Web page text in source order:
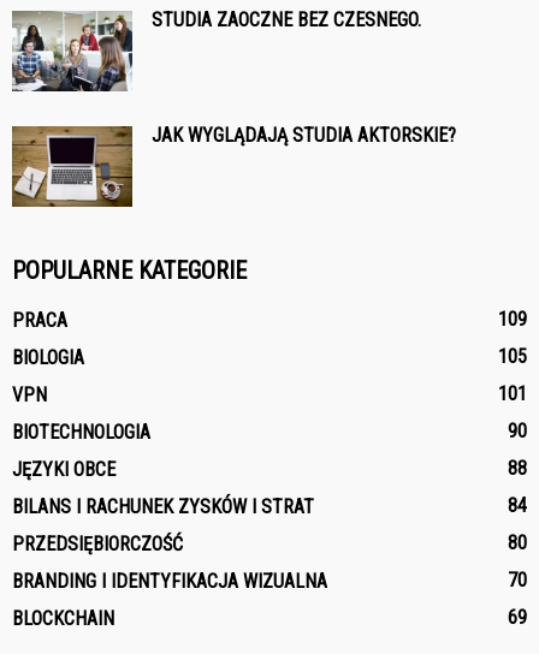
STUDIA ZAOCZNE BEZ CZESNEGO.
JAK WYGLĄDAJĄ STUDIA AKTORSKIE?
POPULARNE KATEGORIE
PRACA
109
BIOLOGIA
105
VPN
101
BIOTECHNOLOGIA
90
JĘZYKI OBCE
88
BILANS I RACHUNEK ZYSKÓW I STRAT
84
PRZEDSIĘBIORCZOŚĆ
80
BRANDING I IDENTYFIKACJA WIZUALNA
70
BLOCKCHAIN
69